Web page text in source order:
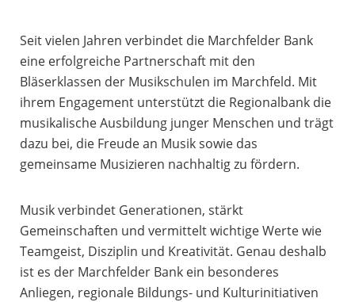
Seit vielen Jahren verbindet die Marchfelder Bank
eine erfolgreiche Partnerschaft mit den
Bläserklassen der Musikschulen im Marchfeld. Mit
ihrem Engagement unterstützt die Regionalbank die
musikalische Ausbildung junger Menschen und trägt
dazu bei, die Freude an Musik sowie das
gemeinsame Musizieren nachhaltig zu fördern.
Musik verbindet Generationen, stärkt
Gemeinschaften und vermittelt wichtige Werte wie
Teamgeist, Disziplin und Kreativität. Genau deshalb
ist es der Marchfelder Bank ein besonderes
Anliegen, regionale Bildungs- und Kulturinitiativen